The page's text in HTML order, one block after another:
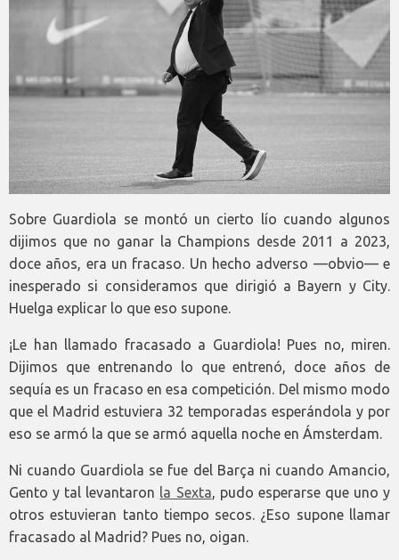
Sobre Guardiola se montó un cierto lío cuando algunos
dijimos que no ganar la Champions desde 2011 a 2023,
doce años, era un fracaso. Un hecho adverso —obvio— e
inesperado si consideramos que dirigió a Bayern y City.
Huelga explicar lo que eso supone.
¡Le han llamado fracasado a Guardiola! Pues no, miren.
Dijimos que entrenando lo que entrenó, doce años de
sequía es un fracaso en esa competición. Del mismo modo
que el Madrid estuviera 32 temporadas esperándola y por
eso se armó la que se armó aquella noche en Ámsterdam.
Ni cuando Guardiola se fue del Barça ni cuando Amancio,
Gento y tal levantaron la Sexta, pudo esperarse que uno y
otros estuvieran tanto tiempo secos. ¿Eso supone llamar
fracasado al Madrid? Pues no, oigan.